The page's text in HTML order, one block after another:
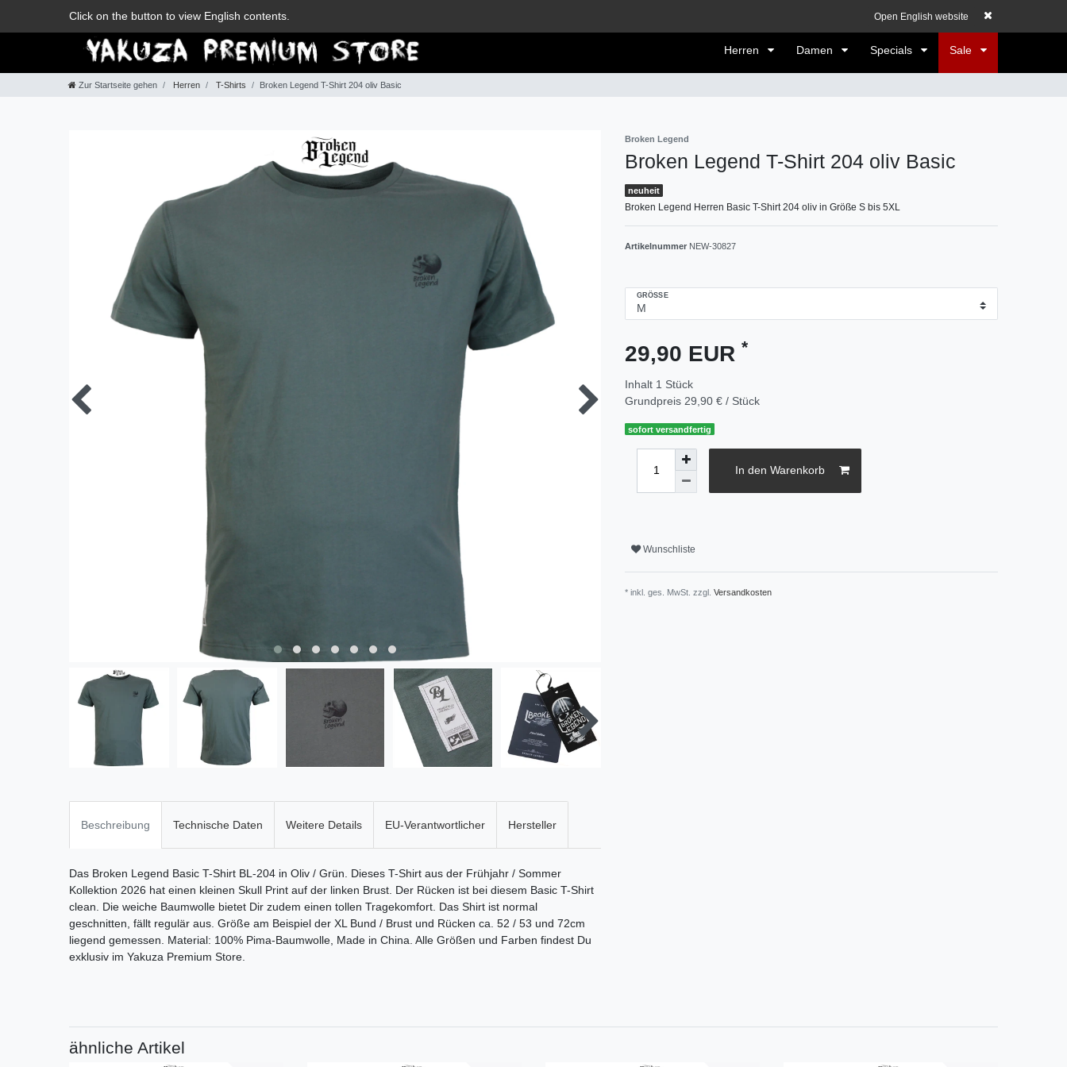
EUR 0,00 EUR
Herren Damen Specials Sale
Click on the button to view English contents. Open English website
Zur Startseite gehen Herren T-Shirts Broken Legend T-Shirt 204 oliv Basic
Broken Legend
Broken Legend T-Shirt 204 oliv Basic
neuheit
Broken Legend Herren Basic T-Shirt 204 oliv in Größe S bis 5XL
Artikelnummer NEW-30827
GRÖSSE
29,90 EUR *
Inhalt 1 Stück
Grundpreis 29,90 € / Stück
sofort versandfertig
In den Warenkorb
Wunschliste
* inkl. ges. MwSt. zzgl. Versandkosten
Beschreibung Technische Daten Weitere Details EU-Verantwortlicher Hersteller
Das Broken Legend Basic T-Shirt BL-204 in Oliv / Grün. Dieses T-Shirt aus der Frühjahr / Sommer
Kollektion 2026 hat einen kleinen Skull Print auf der linken Brust. Der Rücken ist bei diesem Basic T-Shirt
clean. Die weiche Baumwolle bietet Dir zudem einen tollen Tragekomfort. Das Shirt ist normal
geschnitten, fällt regulär aus. Größe am Beispiel der XL Bund / Brust und Rücken ca. 52 / 53 und 72cm
liegend gemessen. Material: 100% Pima-Baumwolle, Made in China. Alle Größen und Farben findest Du
exklusiv im Yakuza Premium Store.
ähnliche Artikel